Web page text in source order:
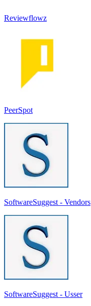
Reviewflowz
PeerSpot
SoftwareSuggest - Vendors
SoftwareSuggest - Usser